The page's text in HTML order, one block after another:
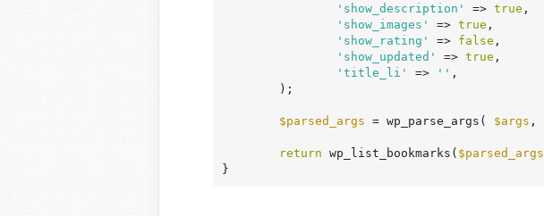
'show_description'
=> true ,
'show_images'
=> true ,
'show_rating'
=> false ,
'show_updated'
=> true ,
'title_li'
=> '' ,
$parsed_args = wp_parse_args( $args ,
return wp_list_bookmarks( $parsed_args
}